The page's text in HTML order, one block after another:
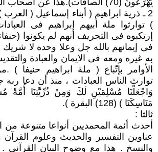
يُهْرَعُونَ (70) الصافات).هذا عن أصحاب الجحيم .
2 ـ ذرية ابراهيم ( أبناء إسماعيل ( العرب
) توارثوا ملة أبيهم إبراهيم فى
إرتكبوه فى التحريف أنهم لم يكونوا
فى إيمانهم بالله جل وعلا وحده لا شريك
به غيره ومعه فى الايمان والعبادة
الأوامر بإتّباع ( ملة ابراهيم حنيفا )
توارث الناس العبادات ، منذ أن دعا ربه
وَاجْعَلْنَا مُسْلِمَيْنِ لَكَ وَمِنْ ذُرِّيَّتِنَا أُمَّةً
مَنَاسِكَنَا ) (128) البقرة ).
ثالثا :
أحدث أئمة المحمديين أنواعا متنوعة
عناوين التفسير والحديث وعلوم القرآن
والنسخ . هذا مع وضوح البيان القرآنى